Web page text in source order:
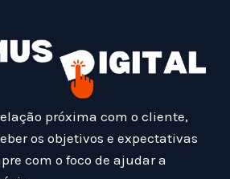
próxima com o cliente,
os objetivos e expectativas
com o foco de ajudar a